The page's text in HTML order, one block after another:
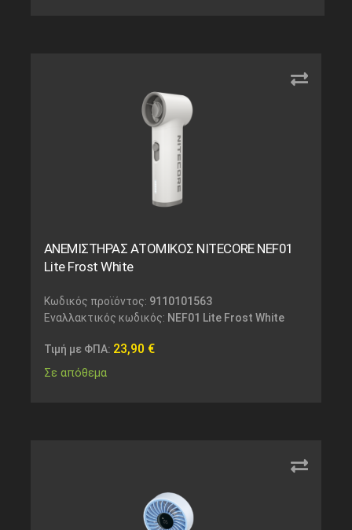
ΑΝΕΜΙΣΤΗΡΑΣ ΑΤΟΜΙΚΟΣ NITECORE NEF01
Lite Frost White
Κωδικός προϊόντος: 9110101563
Εναλλακτικός κωδικός: NEF01 Lite Frost White
Τιμή με ΦΠΑ: 23,90 €
Σε απόθεμα